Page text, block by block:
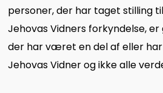
personer, der har taget stilling
Jehovas Vidners forkyndelse,
der har været en del af eller
Jehovas Vidner og ikke alle